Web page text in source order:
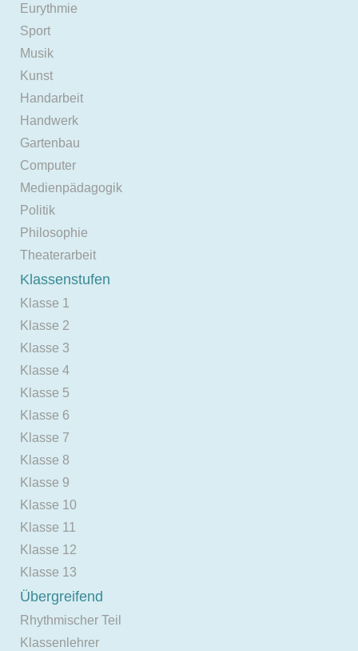
Eurythmie
Sport
Musik
Kunst
Handarbeit
Handwerk
Gartenbau
Computer
Medienpädagogik
Politik
Philosophie
Theaterarbeit
Klassenstufen
Klasse 1
Klasse 2
Klasse 3
Klasse 4
Klasse 5
Klasse 6
Klasse 7
Klasse 8
Klasse 9
Klasse 10
Klasse 11
Klasse 12
Klasse 13
Übergreifend
Rhythmischer Teil
Klassenlehrer